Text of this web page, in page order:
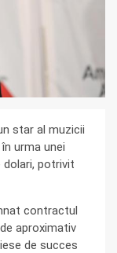
star al muzicii
urma unei
potrivit
contractul
aproximativ
de succes